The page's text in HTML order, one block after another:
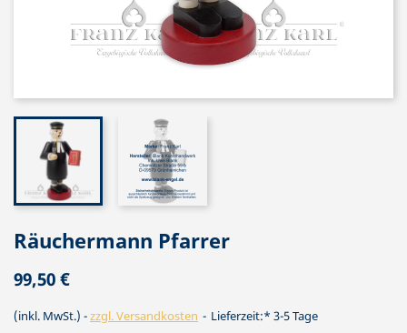
Räuchermann Pfarrer
99,50 €
(inkl. MwSt.) zzgl. Versandkosten Lieferzeit:* 3-5 Tage